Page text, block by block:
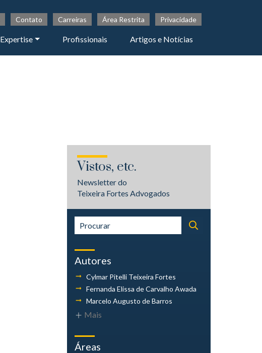
Contato Carreiras Área Restrita Privacidade
Expertise Profissionais Artigos e Notícias
Vistos, etc.
Newsletter do
Teixeira Fortes Advogados
Autores
Cylmar Pitelli Teixeira Fortes
Fernanda Elissa de Carvalho Awada
Marcelo Augusto de Barros
Mais
Áreas